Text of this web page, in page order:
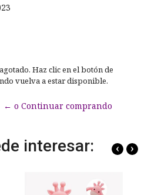
Haz clic en el botón de
vuelva a estar disponible.
← o Continuar comprando
interesar: ‹ ›